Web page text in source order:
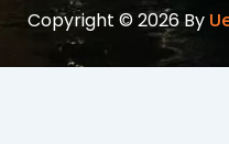
Copyright © 2026 By